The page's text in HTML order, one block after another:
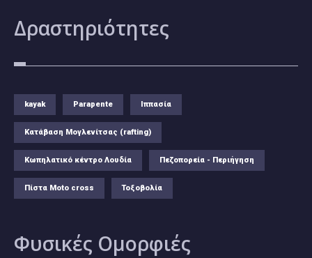
Δραστηριότητες
kayak Parapente Ιππασία
Κατάβαση Μογλενίτσας (rafting)
Κωπηλατικό κέντρο Λουδία Πεζοπορεία - Περιήγηση
Πίστα Moto cross Τοξοβολία
Φυσικές Ομορφιές